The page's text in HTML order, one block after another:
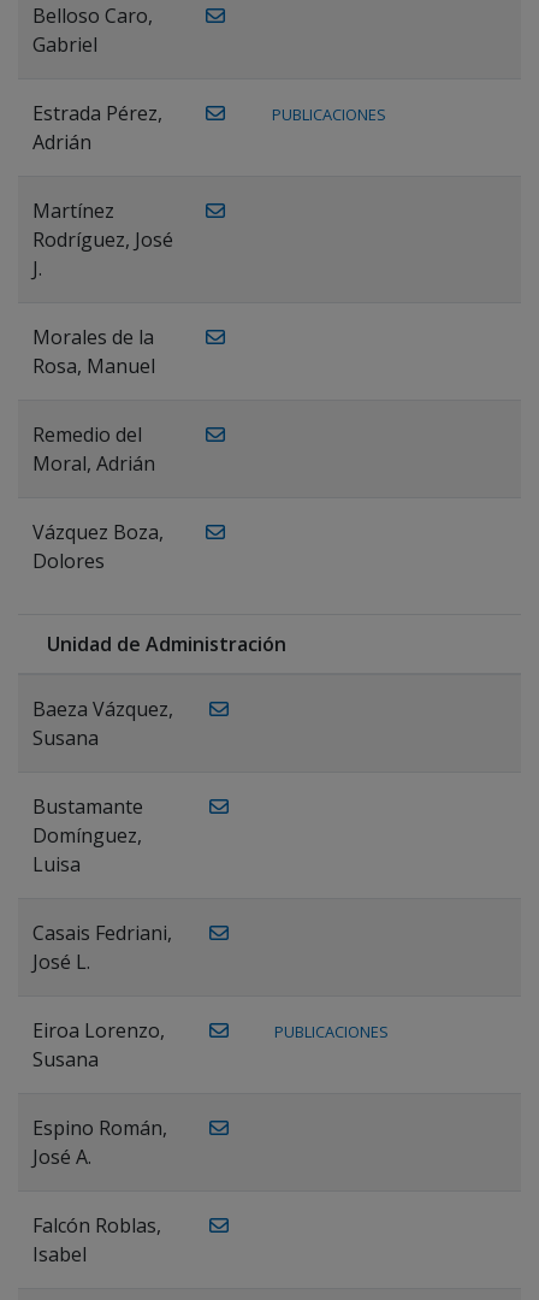
Belloso Caro,
Gabriel
Estrada Pérez,
Adrián
PUBLICACIONES
Martínez
Rodríguez, José
J.
Morales de la
Rosa, Manuel
Remedio del
Moral, Adrián
Vázquez Boza,
Dolores
Unidad de Administración
Baeza Vázquez,
Susana
Bustamante
Domínguez,
Luisa
Casais Fedriani,
José L.
Eiroa Lorenzo,
Susana
PUBLICACIONES
Espino Román,
José A.
Falcón Roblas,
Isabel